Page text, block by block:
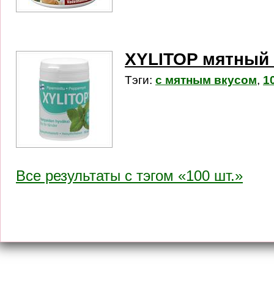
XYLITOP мятный
Тэги: с мятным вкусом,
Все результаты c тэгом «100 шт.»